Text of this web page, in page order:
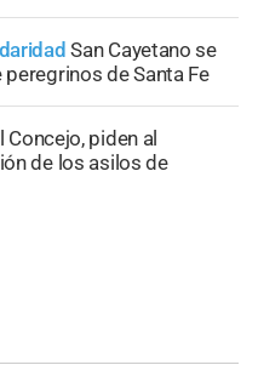
San Cayetano se
de Santa Fe
Concejo, piden al
de los asilos de